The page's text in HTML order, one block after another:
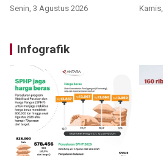
Senin, 3 Agustus 2026
Infografik